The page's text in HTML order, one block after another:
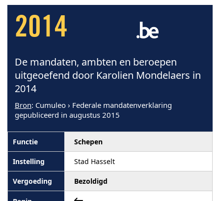
2014
De mandaten, ambten en beroepen
uitgeoefend door Karolien Mondelaers in
2014
Bron: Cumuleo › Federale mandatenverklaring
gepubliceerd in augustus 2015
Schepen
Stad Hasselt
Bezoldigd